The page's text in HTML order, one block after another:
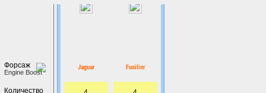
Форсаж
Engine Boost
Количество
Jaguar Fusilier